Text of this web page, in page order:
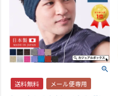
送料無料 メール便専用